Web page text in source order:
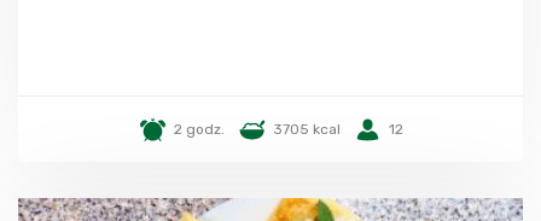
2 godz. 3705 kcal 12